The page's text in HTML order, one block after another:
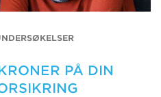
PÅ DIN